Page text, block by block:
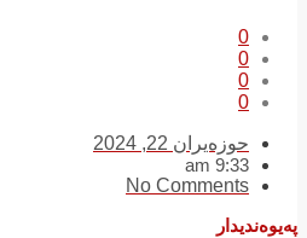
0
0
0
0
حوزه‌یران 22, 2024
9:33 am
No Comments
پەیوەندیدار